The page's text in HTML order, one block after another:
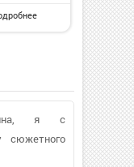
я с
сюжетного